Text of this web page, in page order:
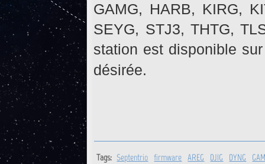
GAMG, HARB, KIRG,
SEYG, STJ3, THTG,
station est disponible
désirée.
Tags: Septentrio firmware AREG DJIG DYNG